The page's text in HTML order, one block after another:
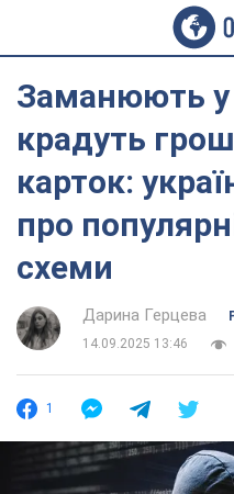
Заманюють у
крадуть
карток:
про
схеми
Дарина Герцева
14.09.2025 13:46
1